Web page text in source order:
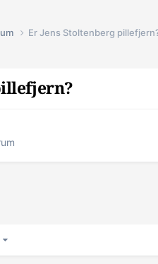
Er Jens Stoltenberg